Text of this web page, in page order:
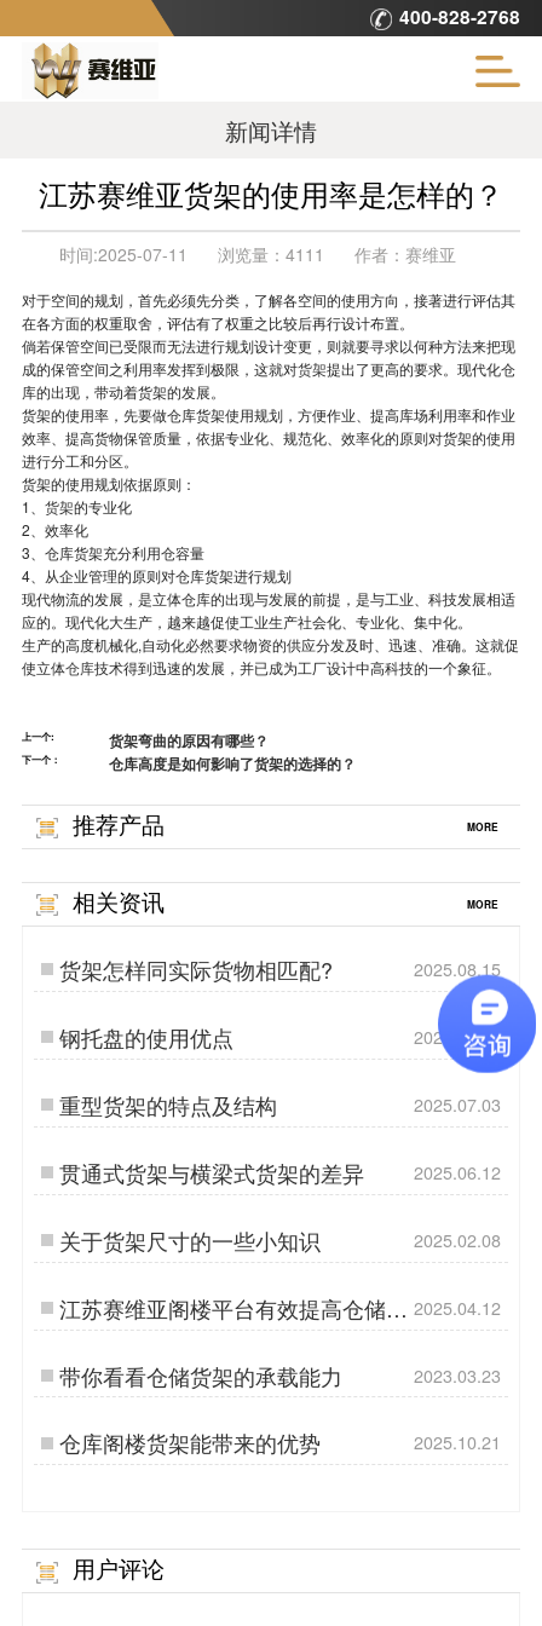
400-828-2768
新闻详情
江苏赛维亚货架的使用率是怎样的？
时间:2025-07-11 浏览量： 4111 作者： 赛维亚
对于空间的规划，首先必须先分类，了解各空间的使用方向，接著进行评估其
在各方面的权重取舍，评估有了权重之比较后再行设计布置。
倘若保管空间已受限而无法进行规划设计变更，则就要寻求以何种方法来把现
成的保管空间之利用率发挥到极限，这就对货架提出了更高的要求。现代化仓
库的出现，带动着货架的发展。
货架的使用率，先要做仓库货架使用规划，方便作业、提高库场利用率和作业
效率、提高货物保管质量，依据专业化、规范化、效率化的原则对货架的使用
进行分工和分区。
货架的使用规划依据原则：
1、 货架的专业化
2、效率化
3、仓库货架充分利用仓容量
4、从企业管理的原则对仓库货架进行规划
现代物流的发展，是立体仓库的出现与发展的前提，是与工业、科技发展相适
应的。现代化大生产，越来越促使工业生产社会化、专业化、集中化。
生产的高度机械化,自动化必然要求物资的供应分发及时、迅速、准确。这就促
使立体仓库技术得到迅速的发展，并已成为工厂设计中高科技的一个象征。
上一个: 货架弯曲的原因有哪些？
下一个： 仓库高度是如何影响了货架的选择的？
推荐产品 MORE
相关资讯 MORE
货架怎样同实际货物相匹配? 2025.08.15
钢托盘的使用优点 2024.11.12
重型货架的特点及结构 2025.07.03
贯通式货架与横梁式货架的差异 2025.06.12
关于货架尺寸的一些小知识 2025.02.08
江苏赛维亚阁楼平台有效提高仓储存
储率
2025.04.12
带你看看仓储货架的承载能力 2023.03.23
仓库阁楼货架能带来的优势 2025.10.21
用户评论